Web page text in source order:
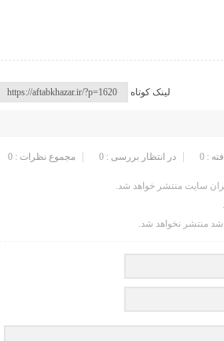
لینک کوتاه
مجموع نظرات : 0 در انتظار بررسی : 0 : 0
سایت منتشر خواهد شد.
منتشر نخواهد شد.